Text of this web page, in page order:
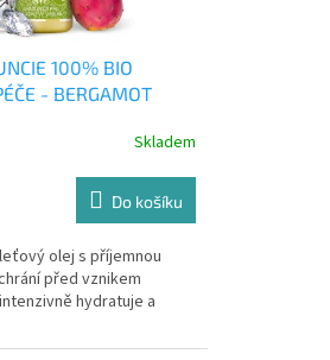
100% BIO
- BERGAMOT
Skladem
Do košíku
olej s příjemnou
před vznikem
hydratuje a